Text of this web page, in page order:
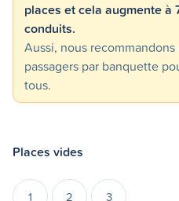
places et cela augmente à
conduits.
Aussi, nous
passagers par banquette
tous.
Places vides
1 2 3